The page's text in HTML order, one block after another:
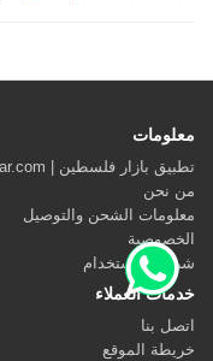
معلومات
تطبيق بازار فلسطين | Palbazaar.com
من نحن
معلومات الشحن والتوصيل
الخصوصية
شروط الاستخدام
خدمات العملاء
اتصل بنا
خريطة الموقع